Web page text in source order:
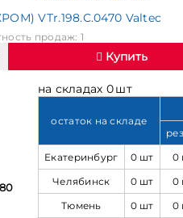
VTr.198.C.0470 Valtec
продаж: 1
Купить
на складах 0 шт
остаток на складе
Екатеринбург
0 шт
0
Челябинск
0 шт
0
Тюмень
0 шт
0